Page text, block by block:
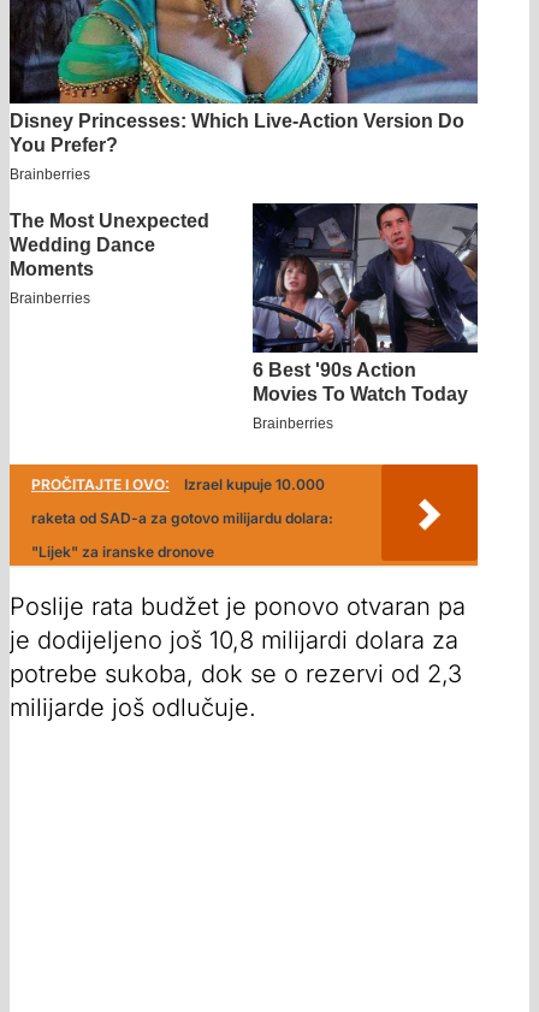
PROČITAJTE I OVO:
Izrael kupuje 10.000
raketa od SAD-a za gotovo milijardu dolara:
"Lijek" za iranske dronove
Poslije rata budžet je ponovo otvaran pa
je dodijeljeno još 10,8 milijardi dolara za
potrebe sukoba, dok se o rezervi od 2,3
milijarde još odlučuje.